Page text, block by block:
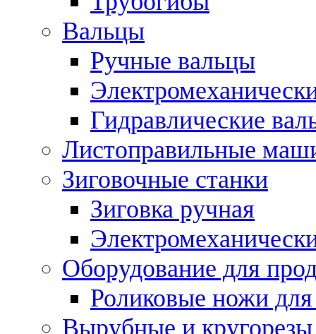
Вальцы
Ручные вальцы
Гидравлические
Листоправильные
Зиговочные станки
Зиговка ручная
Оборудование для
Роликовые ножи для
Вырубные и кругорезы